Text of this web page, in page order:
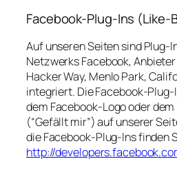
Facebook-Plug-Ins (Like-
Auf unseren Seiten sind Plug-
Netzwerks Facebook, Anbieter
Hacker Way, Menlo Park,
integriert. Die Facebook-Plug-
dem Facebook-Logo oder dem
(“Gefällt mir”) auf unserer
die Facebook-Plug-Ins finden
http://